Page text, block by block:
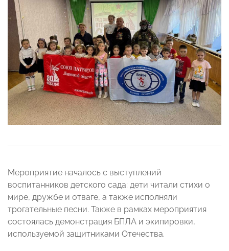
Мероприятие началось с выступлений
воспитанников детского сада: дети читали стихи о
мире, дружбе и отваге, а также исполняли
трогательные песни. Также в рамках мероприятия
состоялась демонстрация БПЛА и экипировки,
используемой защитниками Отечества.